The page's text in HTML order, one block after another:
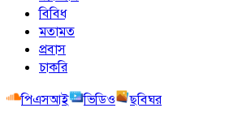
বিবিধ
মতামত
প্রবাস
চাকরি
পিএসআই
ভিডিও
ছবিঘর